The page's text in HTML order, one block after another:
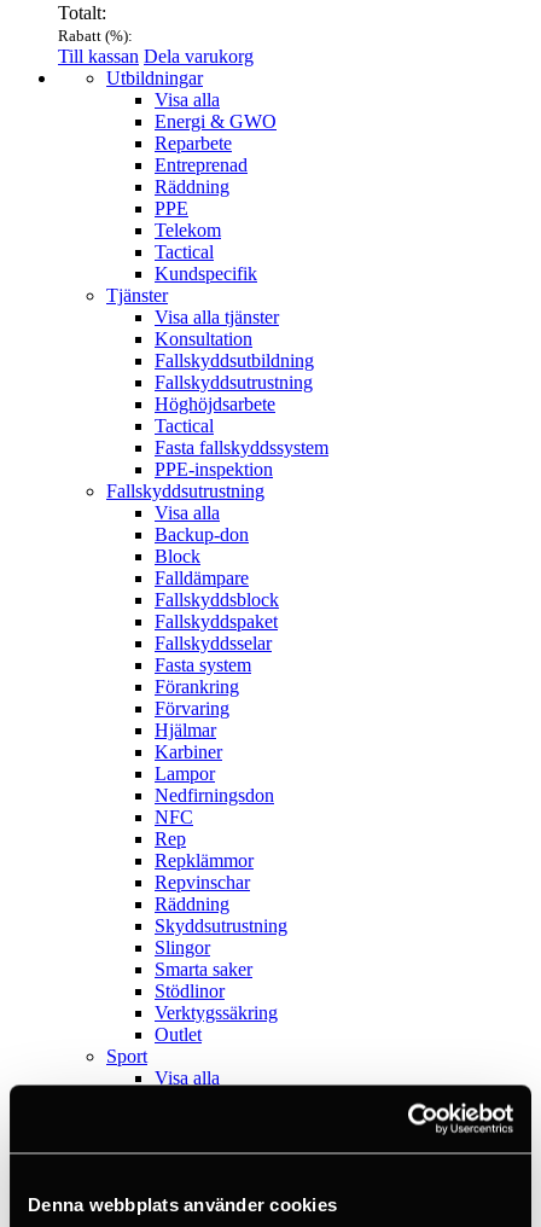
Denna webbplats använder cookies
Totalt:
Rabatt (%):
Till kassan Dela varukorg
Menu Utbildningar
Visa alla
Energi & GWO
Reparbete
Entreprenad
Räddning
PPE
Telekom
Tactical
Kundspecifik
Tjänster
Visa alla tjänster
Konsultation
Fallskyddsutbildning
Fallskyddsutrustning
Höghöjdsarbete
Tactical
Fasta fallskyddssystem
PPE-inspektion
Fallskyddsutrustning
Visa alla
Backup-don
Block
Falldämpare
Fallskyddsblock
Fallskyddspaket
Fallskyddsselar
Fasta system
Förankring
Förvaring
Hjälmar
Karbiner
Lampor
Nedfirningsdon
NFC
Rep
Repklämmor
Repvinschar
Räddning
Skyddsutrustning
Slingor
Smarta saker
Stödlinor
Verktygssäkring
Outlet
Sport
Visa alla
Karbiner